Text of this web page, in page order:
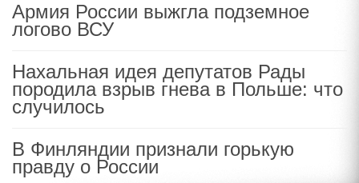
Армия России выжгла подземное
логово ВСУ
Нахальная идея депутатов Рады
породила взрыв гнева в Польше: что
случилось
В Финляндии признали горькую
правду о России